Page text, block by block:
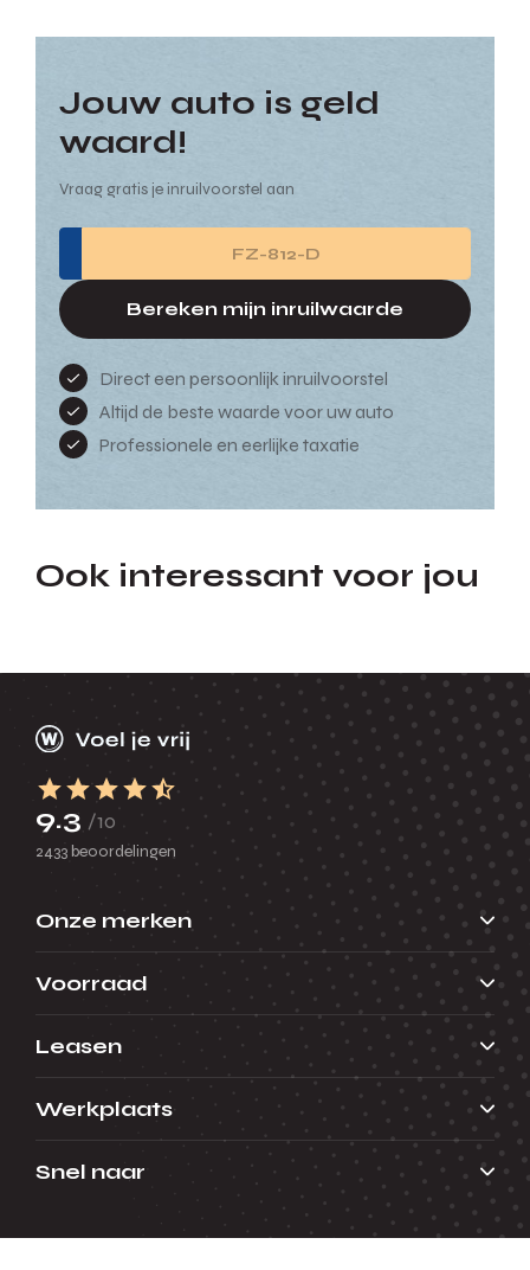
Jouw auto is geld
waard!
Vraag gratis je inruilvoorstel aan
Bereken mijn inruilwaarde
Direct een persoonlijk inruilvoorstel
Altijd de beste waarde voor uw auto
Professionele en eerlijke taxatie
Ook interessant voor jou
9.3 /10
2433 beoordelingen
Onze merken
Voorraad
Leasen
Werkplaats
Snel naar